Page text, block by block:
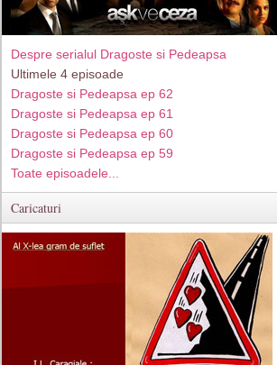
Despre serialul Dragoste si Pedeapsa
Ultimele 4 episoade
Dragoste si Pedeapsa ep 62
Dragoste si Pedeapsa ep 61
Dragoste si Pedeapsa ep 60
Dragoste si Pedeapsa ep 59
Toate episoadele...
Caricaturi